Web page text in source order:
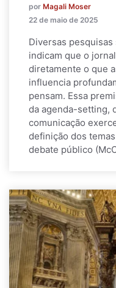
por Magali Moser
22 de maio de 2025
Diversas
indicam que o
diretamente o que
influencia
pensam. Essa
da agenda-setting,
comunicação
definição dos
debate público